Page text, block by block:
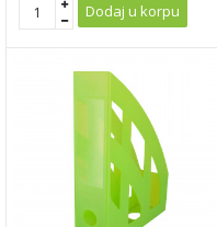
Dodaj u korpu